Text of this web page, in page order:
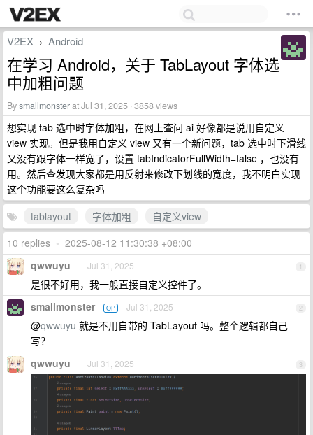
V2EX › Android
在学习 Android，关于 TabLayout 字体选
中加粗问题
Bysmallmonsterat Jul 31, 2025 · 3858 views
想实现 tab 选中时字体加粗，在网上查问 ai 好像都是说用自定义
view 实现。但是我用自定义 view 又有一个新问题，tab 选中时下滑线
又没有跟字体一样宽了，设置 tabIndicatorFullWidth=false ，也没有
用。然后查发现大家都是用反射来修改下划线的宽度，我不明白实现
这个功能要这么复杂吗
tablayout
字体加粗
自定义view
10 replies • 2025-08-12 11:30:38 +08:00
1
qwwuyu Jul 31, 2025
是很不好用，我一般直接自定义控件了。
2
smallmonster OP Jul 31, 2025
@qwwuyu 就是不用自带的 TabLayout 吗。整个逻辑都自己
写？
3
qwwuyu Jul 31, 2025